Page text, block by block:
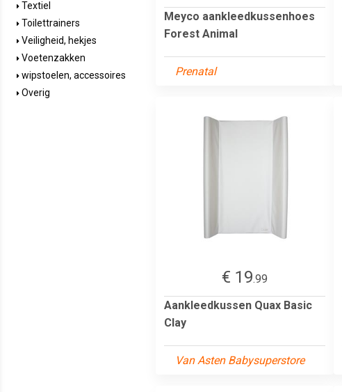
Textiel
Toilettrainers
Veiligheid, hekjes
Voetenzakken
wipstoelen, accessoires
Overig
Meyco aankleedkussenhoes
Forest Animal
Prenatal
€ 19.99
Aankleedkussen Quax Basic
Clay
Van Asten Babysuperstore